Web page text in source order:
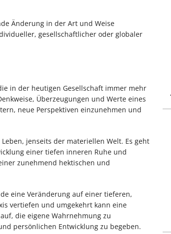
Änderung in der Art und Weise
gesellschaftlicher oder globaler
in der heutigen Gesellschaft immer mehr
Überzeugungen und Werte eines
neue Perspektiven einzunehmen und
jenseits der materiellen Welt. Es geht
einer tiefen inneren Ruhe und
zunehmend hektischen und
eine Veränderung auf einer tieferen,
vertiefen und umgekehrt kann eine
die eigene Wahrnehmung zu
persönlichen Entwicklung zu begeben.